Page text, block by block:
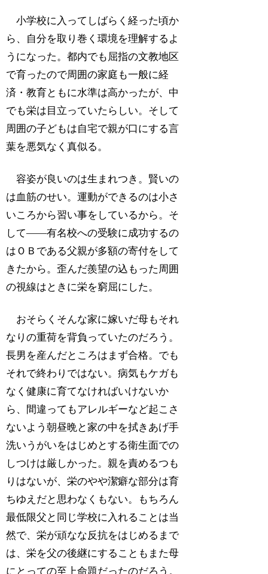
小学校に入ってしばらく経った頃か
ら、自分を取り巻く環境を理解するよ
うになった。都内でも屈指の文教地区
で育ったので周囲の家庭も一般に経
済・教育ともに水準は高かったが、中
でも栄は目立っていたらしい。そして
周囲の子どもは自宅で親が口にする言
葉を悪気なく真似る。
容姿が良いのは生まれつき。賢いの
は血筋のせい。運動ができるのは小さ
いころから習い事をしているから。そ
して――有名校への受験に成功するの
はＯＢである父親が多額の寄付をして
きたから。歪んだ羨望の込もった周囲
の視線はときに栄を窮屈にした。
おそらくそんな家に嫁いだ母もそれ
なりの重荷を背負っていたのだろう。
長男を産んだところはまず合格。でも
それで終わりではない。病気もケガも
なく健康に育てなければいけないか
ら、間違ってもアレルギーなど起こさ
ないよう朝昼晩と家の中を拭きあげ手
洗いうがいをはじめとする衛生面での
しつけは厳しかった。親を責めるつも
りはないが、栄のやや潔癖な部分は育
ちゆえだと思わなくもない。もちろん
最低限父と同じ学校に入れることは当
然で、栄が頑なな反抗をはじめるまで
は、栄を父の後継にすることもまた母
にとっての至上命題だったのだろう。